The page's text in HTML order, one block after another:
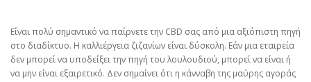
Είναι πολύ σημαντικό να παίρνετε την CBD σας από μια αξιόπιστη πηγή
στο διαδίκτυο. Η καλλιέργεια ζιζανίων είναι δύσκολη. Εάν μια εταιρεία
δεν μπορεί να υποδείξει την πηγή του λουλουδιού, μπορεί να είναι ή
να μην είναι εξαιρετικό. Δεν σημαίνει ότι η κάνναβη της μαύρης αγοράς